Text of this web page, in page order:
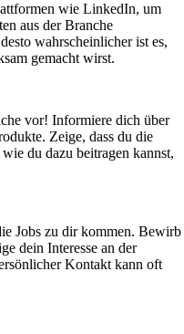
wie LinkedIn, um
aus der Branche
wahrscheinlicher ist es,
gemacht wirst.
vor! Informiere dich über
Zeige, dass du die
du dazu beitragen kannst,
Jobs zu dir kommen. Bewirb
dein Interesse an der
Kontakt kann oft